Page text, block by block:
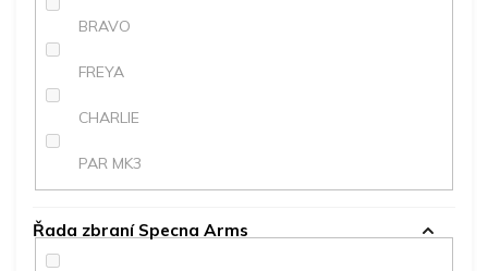
BRAVO
FREYA
CHARLIE
PAR MK3
Řada zbraní Specna Arms